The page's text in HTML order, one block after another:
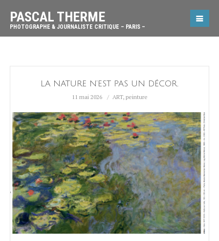
PASCAL THERME
PHOTOGRAPHE & JOURNALISTE CRITIQUE – PARIS –
LA NATURE N’EST PAS UN DÉCOR.
11 mai 2026 ART, peinture